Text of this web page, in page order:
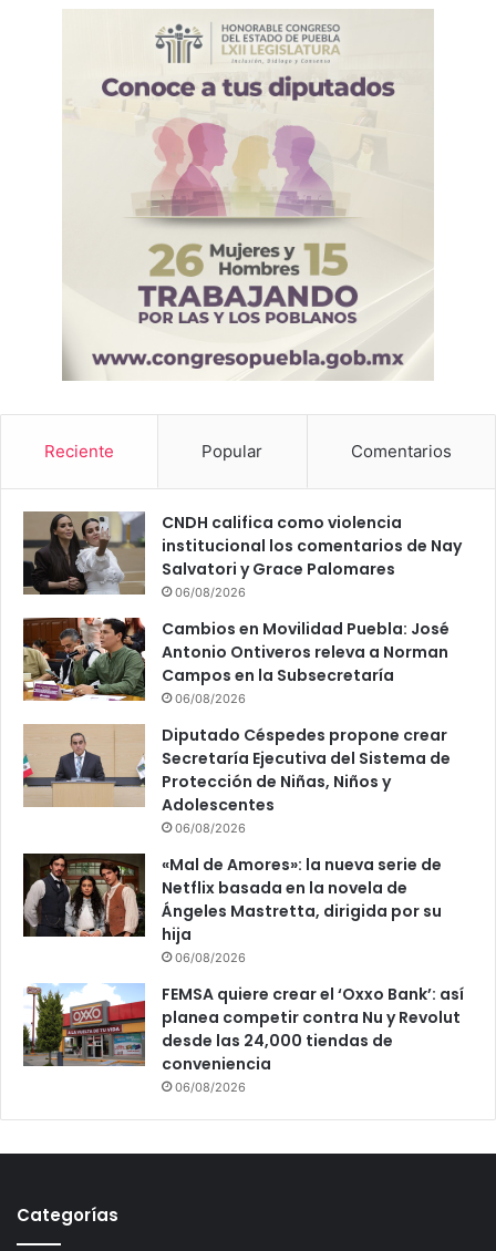
Reciente Popular Comentarios
CNDH califica como violencia
institucional los comentarios de Nay
Salvatori y Grace Palomares
06/08/2026
Cambios en Movilidad Puebla: José
Antonio Ontiveros releva a Norman
Campos en la Subsecretaría
06/08/2026
Diputado Céspedes propone crear
Secretaría Ejecutiva del Sistema de
Protección de Niñas, Niños y
Adolescentes
06/08/2026
«Mal de Amores»: la nueva serie de
Netflix basada en la novela de
Ángeles Mastretta, dirigida por su
hija
06/08/2026
FEMSA quiere crear el ‘Oxxo Bank’: así
planea competir contra Nu y Revolut
desde las 24,000 tiendas de
conveniencia
06/08/2026
Categorías